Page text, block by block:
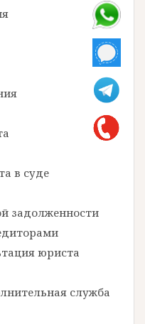
в суде
задолженности
юриста
служба